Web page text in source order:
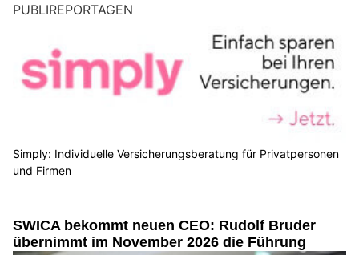
PUBLIREPORTAGEN
Simply: Individuelle Versicherungsberatung für Privatpersonen
und Firmen
SWICA bekommt neuen CEO: Rudolf Bruder
übernimmt im November 2026 die Führung